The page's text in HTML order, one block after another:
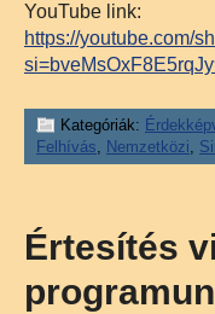
YouTube link:
https://youtube.com/
Kategóriák:
Felhívás, Nemzetközi,
Értesítés